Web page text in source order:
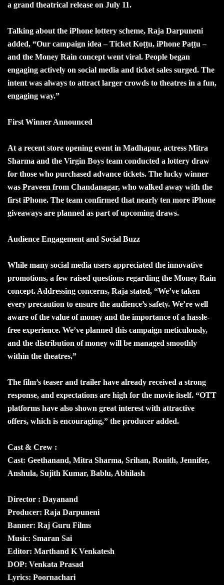
a grand theatrical release on July 11.
Talking about the iPhone lottery scheme, Raja Darpuneni
added, “Our campaign idea – Ticket Koṭṭu, iPhone Paṭṭu –
and the Money Rain concept went viral. People began
engaging actively on social media and ticket sales surged. The
intent was always to attract larger crowds to theatres in a fun,
engaging way.”
First Winner Announced
At a recent store opening event in Madhapur, actress Mitra
Sharma and the Virgin Boys team conducted a lottery draw
for those who purchased advance tickets. The lucky winner
was Praveen from Chandanagar, who walked away with the
first iPhone. The team confirmed that nearly ten more iPhone
giveaways are planned as part of upcoming draws.
Audience Engagement and Social Buzz
While many social media users appreciated the innovative
promotions, a few raised questions regarding the Money Rain
concept. Addressing concerns, Raja stated, “We’ve taken
every precaution to ensure the audience’s safety. We’re well
aware of the value of money and the importance of a hassle-
free experience. We’ve planned this campaign meticulously,
and the distribution of money will be managed smoothly
within the theatres.”
The film’s teaser and trailer have already received a strong
response, and expectations are high for the movie itself. “OTT
platforms have also shown great interest with attractive
offers, which is encouraging,” the producer added.
Cast & Crew :
Cast: Geethanand, Mitra Sharma, Srihan, Ronith, Jennifer,
Anshula, Sujith Kumar, Bablu, Abhilash
Director : Dayanand
Producer: Raja Darpuneni
Banner: Raj Guru Films
Music: Smaran Sai
Editor: Marthand K Venkatesh
DOP: Venkata Prasad
Lyrics: Poornachari